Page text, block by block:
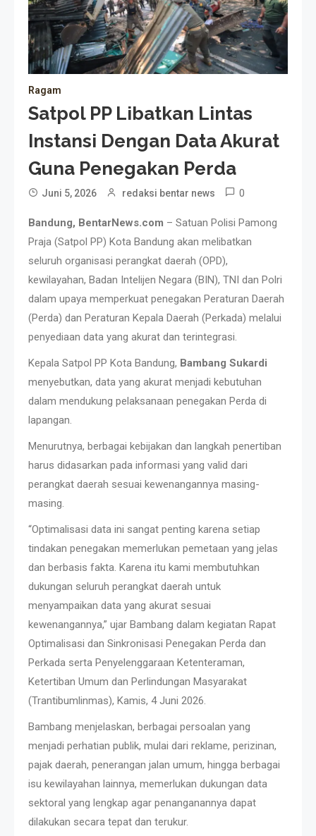
Ragam
Satpol PP Libatkan Lintas
Instansi Dengan Data Akurat
Guna Penegakan Perda
Juni 5, 2026 redaksi bentar news 0
Bandung, BentarNews.com – Satuan Polisi Pamong
Praja (Satpol PP) Kota Bandung akan melibatkan
seluruh organisasi perangkat daerah (OPD),
kewilayahan, Badan Intelijen Negara (BIN), TNI dan Polri
dalam upaya memperkuat penegakan Peraturan Daerah
(Perda) dan Peraturan Kepala Daerah (Perkada) melalui
penyediaan data yang akurat dan terintegrasi.
Kepala Satpol PP Kota Bandung, Bambang Sukardi
menyebutkan, data yang akurat menjadi kebutuhan
dalam mendukung pelaksanaan penegakan Perda di
lapangan.
Menurutnya, berbagai kebijakan dan langkah penertiban
harus didasarkan pada informasi yang valid dari
perangkat daerah sesuai kewenangannya masing-
masing.
“Optimalisasi data ini sangat penting karena setiap
tindakan penegakan memerlukan pemetaan yang jelas
dan berbasis fakta. Karena itu kami membutuhkan
dukungan seluruh perangkat daerah untuk
menyampaikan data yang akurat sesuai
kewenangannya,” ujar Bambang dalam kegiatan Rapat
Optimalisasi dan Sinkronisasi Penegakan Perda dan
Perkada serta Penyelenggaraan Ketenteraman,
Ketertiban Umum dan Perlindungan Masyarakat
(Trantibumlinmas), Kamis, 4 Juni 2026.
Bambang menjelaskan, berbagai persoalan yang
menjadi perhatian publik, mulai dari reklame, perizinan,
pajak daerah, penerangan jalan umum, hingga berbagai
isu kewilayahan lainnya, memerlukan dukungan data
sektoral yang lengkap agar penanganannya dapat
dilakukan secara tepat dan terukur.